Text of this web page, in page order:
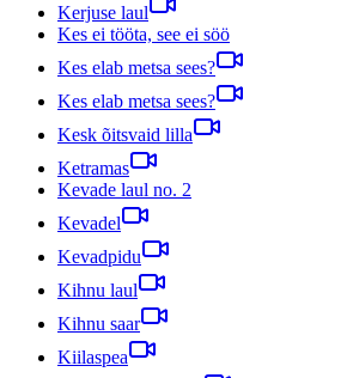
Kerjuse laul
Kes ei tööta, see ei söö
Kes elab metsa sees?
Kes elab metsa sees?
Kesk õitsvaid lilla
Ketramas
Kevade laul no. 2
Kevadel
Kevadpidu
Kihnu laul
Kihnu saar
Kiilaspea